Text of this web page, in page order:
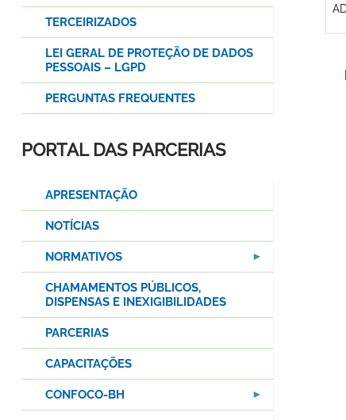
TERCEIRIZADOS
LEI GERAL DE PROTEÇÃO DE DADOS
PESSOAIS – LGPD
PERGUNTAS FREQUENTES
PORTAL DAS PARCERIAS
APRESENTAÇÃO
NOTÍCIAS
NORMATIVOS
CHAMAMENTOS PÚBLICOS,
DISPENSAS E INEXIGIBILIDADES
PARCERIAS
CAPACITAÇÕES
CONFOCO-BH